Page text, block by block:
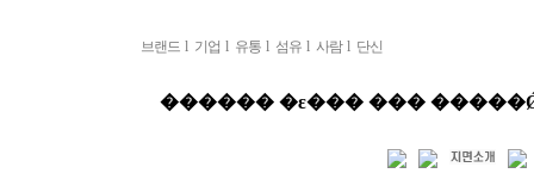
브랜드 l 기업 l 유통 l 섬유 l 사람l 단신